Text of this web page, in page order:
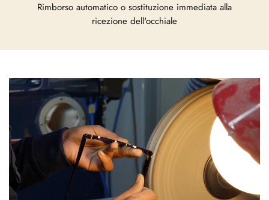
Rimborso automatico o sostituzione immediata alla
ricezione dell'occhiale